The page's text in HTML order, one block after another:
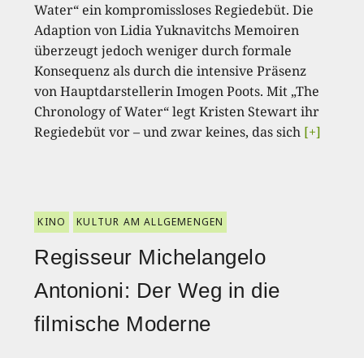
Water“ ein kompromissloses Regiedebüt. Die
Adaption von Lidia Yuknavitchs Memoiren
überzeugt jedoch weniger durch formale
Konsequenz als durch die intensive Präsenz
von Hauptdarstellerin Imogen Poots. Mit „The
Chronology of Water“ legt Kristen Stewart ihr
Regiedebüt vor – und zwar keines, das sich [+]
KINO KULTUR AM ALLGEMENGEN
Regisseur Michelangelo
Antonioni: Der Weg in die
filmische Moderne